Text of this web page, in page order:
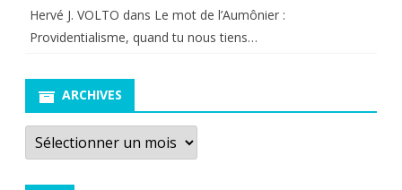
Hervé J. VOLTO dans Le mot de l’Aumônier :
Providentialisme, quand tu nous tiens…
ARCHIVES
Archives